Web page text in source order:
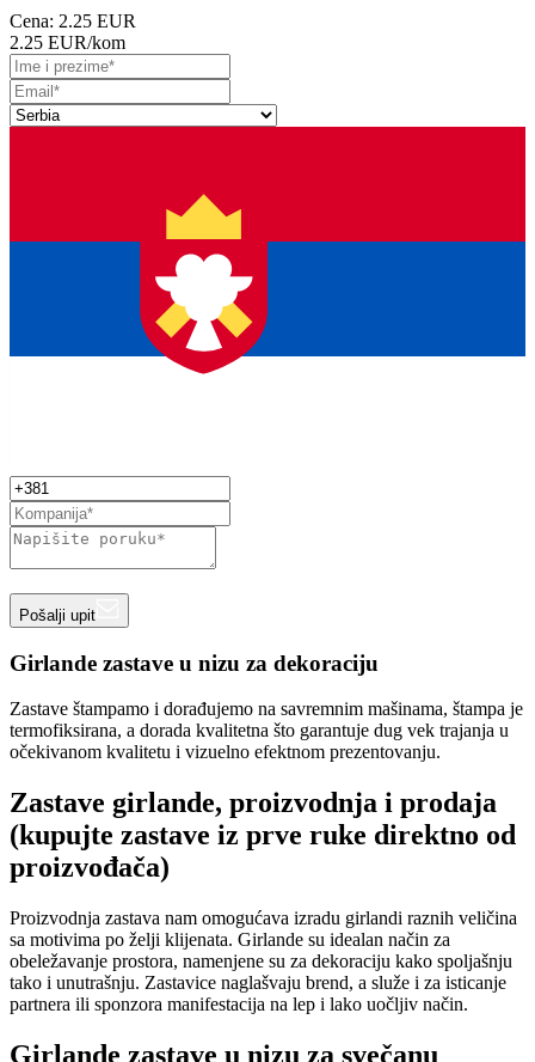
Cena: 2.25 EUR
2.25 EUR/kom
Pošalji upit
Girlande zastave u nizu za dekoraciju
Zastave štampamo i dorađujemo na savremnim mašinama, štampa je
termofiksirana, a dorada kvalitetna što garantuje dug vek trajanja u
očekivanom kvalitetu i vizuelno efektnom prezentovanju.
Zastave girlande, proizvodnja i prodaja
(kupujte zastave iz prve ruke direktno od
proizvođača)
Proizvodnja zastava nam omogućava izradu girlandi raznih veličina
sa motivima po želji klijenata. Girlande su idealan način za
obeležavanje prostora, namenjene su za dekoraciju kako spoljašnju
tako i unutrašnju. Zastavice naglašvaju brend, a služe i za isticanje
partnera ili sponzora manifestacija na lep i lako uočljiv način.
Girlande zastave u nizu za svečanu